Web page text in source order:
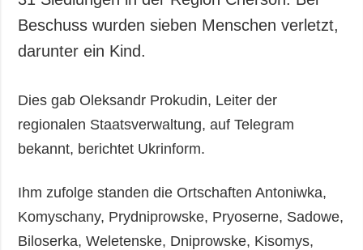
Sport
Kriminalität
Notfälle
ZUSÄTZLICH
Veröffentlichungen
Video
LEISTUNGEN
Beschuss wurden sieben Menschen verletzt,
darunter ein Kind.
Dies gab Oleksandr Prokudin, Leiter der
regionalen Staatsverwaltung, auf Telegram
bekannt, berichtet Ukrinform.
Ihm zufolge standen die Ortschaften Antoniwka,
Komyschany, Prydniprowske, Pryoserne, Sadowe,
Biloserka, Weletenske, Dniprowske, Kisomys,